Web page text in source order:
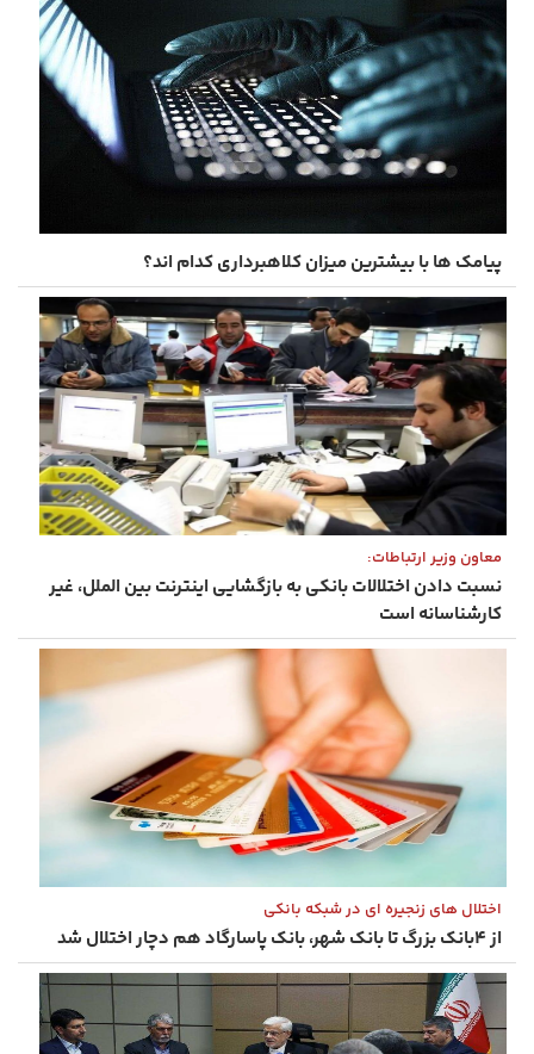
پیامک ها با بیشترین میزان کلاهبرداری کدام اند؟
معاون وزیر ارتباطات:
نسبت دادن اختلالات بانکی به بازگشایی اینترنت بین الملل، غیر
کارشناسانه است
اختلال های زنجیره ای در شبکه بانکی
از ۴بانک بزرگ تا بانک شهر، بانک پاسارگاد هم دچار اختلال شد